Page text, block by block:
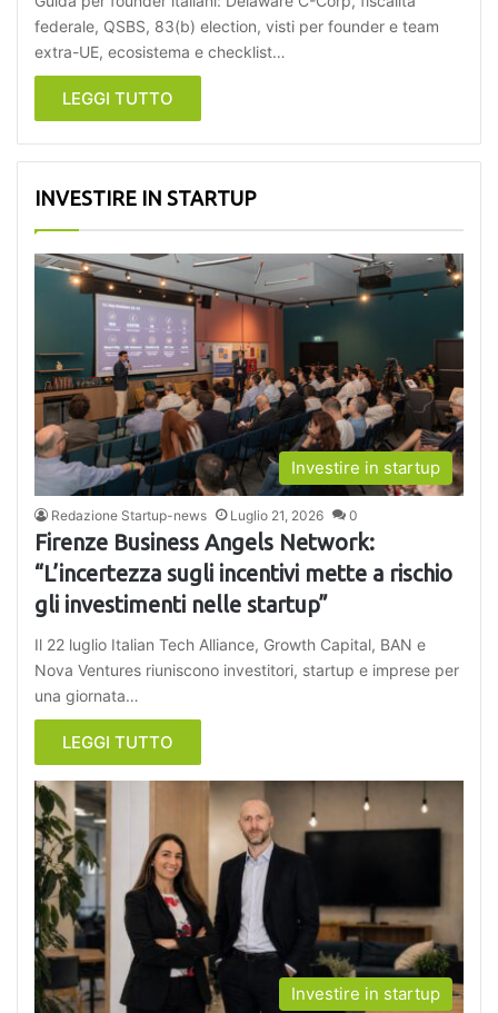
federale, QSBS, 83(b) election, visti per founder e team
extra-UE, ecosistema e checklist…
LEGGI TUTTO
INVESTIRE IN STARTUP
Investire in startup
Redazione Startup-news Luglio 21, 2026 0
Firenze Business Angels Network:
“L’incertezza sugli incentivi mette a rischio
gli investimenti nelle startup”
Il 22 luglio Italian Tech Alliance, Growth Capital, BAN e
Nova Ventures riuniscono investitori, startup e imprese per
una giornata…
LEGGI TUTTO
Investire in startup